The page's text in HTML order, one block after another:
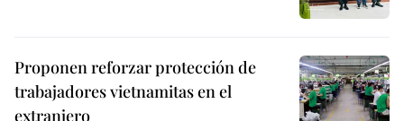
Proponen reforzar protección de
trabajadores vietnamitas en el
extranjero